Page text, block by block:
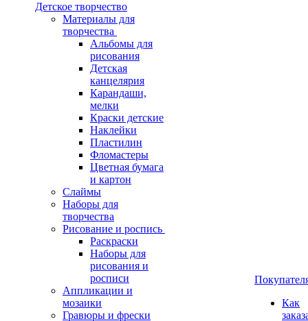
Детское творчество
Материалы для
творчества
Альбомы для
рисования
Детская
канцелярия
Карандаши,
мелки
Краски детские
Наклейки
Пластилин
Фломастеры
Цветная бумага
и картон
Слаймы
Наборы для
творчества
Рисование и роспись
Раскраски
Наборы для
рисования и
росписи
Аппликации и
мозаики
Гравюры и фрески
Как